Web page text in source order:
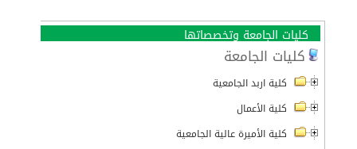
كليات الجامعة وتخصصاتها
كليات الجامعة
كلية اربد الجامعية
كلية الأعمال
كلية الأميرة عالية الجامعية